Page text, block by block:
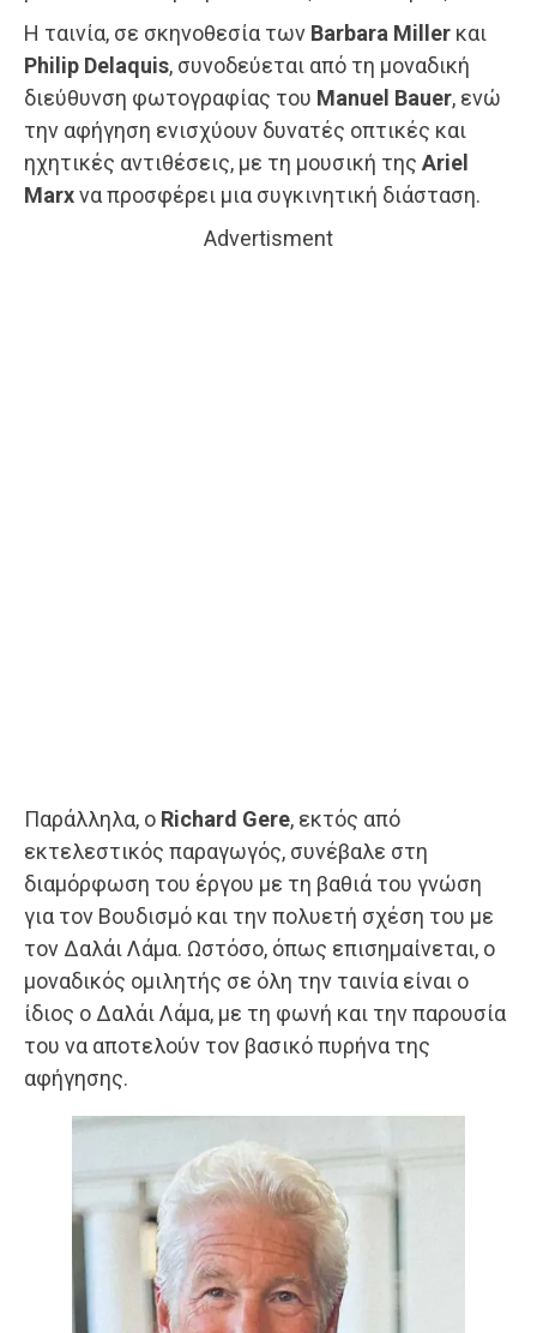
Η ταινία, σε σκηνοθεσία των Barbara Miller και
Philip Delaquis, συνοδεύεται από τη μοναδική
διεύθυνση φωτογραφίας του Manuel Bauer, ενώ
την αφήγηση ενισχύουν δυνατές οπτικές και
ηχητικές αντιθέσεις, με τη μουσική της Ariel
Marxνα προσφέρει μια συγκινητική διάσταση.
Advertisment
Παράλληλα, ο Richard Gere, εκτός από
εκτελεστικός παραγωγός, συνέβαλε στη
διαμόρφωση του έργου με τη βαθιά του γνώση
για τον Βουδισμό και την πολυετή σχέση του με
τον Δαλάι Λάμα. Ωστόσο, όπως επισημαίνεται, ο
μοναδικός ομιλητής σε όλη την ταινία είναι ο
ίδιος ο Δαλάι Λάμα, με τη φωνή και την παρουσία
του να αποτελούν τον βασικό πυρήνα της
αφήγησης.